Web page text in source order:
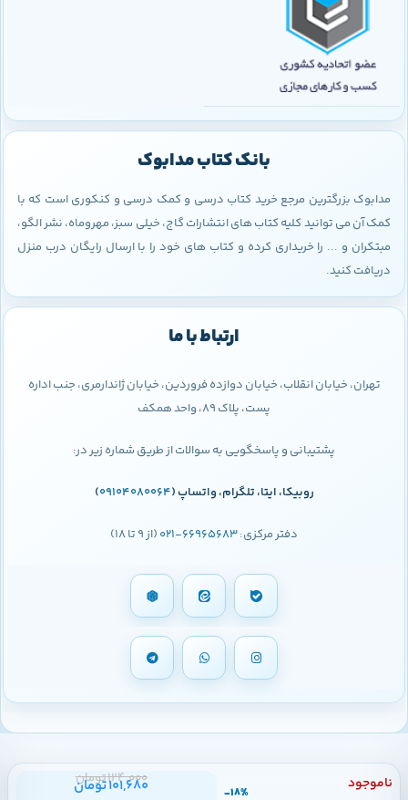
بانک کتاب مدابوک
مدابوک بزرگترین مرجع خرید کتاب درسی و کمک درسی و کنکوری است که با
کمک آن می توانید کلیه کتاب های انتشارات گاج، خیلی سبز، مهروماه، نشر الگو،
مبتکران و ... را خریداری کرده و کتاب های خود را با ارسال رایگان درب منزل
دریافت کنید.
ارتباط با ما
تهران، خیابان انقلاب، خیابان دوازده فروردین، خیابان ژاندارمری، جنب اداره
پست، پلاک 89، واحد همکف
پشتیبانی و پاسخگویی به سوالات از طریق شماره زیر در:
روبیکا، ایتا، تلگرام، واتساپ (09104080064
)
دفتر مرکزی:66965683-021 (از 9 تا 18)
ناموجود 18%-
124,000تومان101,680تومان